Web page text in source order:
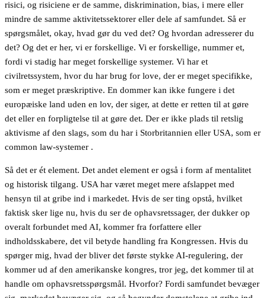
risici, og risiciene er de samme, diskrimination, bias, i mere eller
mindre de samme aktivitetssektorer eller dele af samfundet. Så er
spørgsmålet, okay, hvad gør du ved det? Og hvordan adresserer du
det? Og det er her, vi er forskellige. Vi er forskellige, nummer et,
fordi vi stadig har meget forskellige systemer. Vi har et
civilretssystem, hvor du har brug for love, der er meget specifikke,
som er meget præskriptive. En dommer kan ikke fungere i det
europæiske land uden en lov, der siger, at dette er retten til at gøre
det eller en forpligtelse til at gøre det. Der er ikke plads til retslig
aktivisme af den slags, som du har i Storbritannien eller USA, som er
common law-systemer .
Så det er ét element. Det andet element er også i form af mentalitet
og historisk tilgang. USA har været meget mere afslappet med
hensyn til at gribe ind i markedet. Hvis de ser ting opstå, hvilket
faktisk sker lige nu, hvis du ser de ophavsretssager, der dukker op
overalt forbundet med AI, kommer fra forfattere eller
indholdsskabere, det vil betyde handling fra Kongressen. Hvis du
spørger mig, hvad der bliver det første stykke AI-regulering, der
kommer ud af den amerikanske kongres, tror jeg, det kommer til at
handle om ophavsretsspørgsmål. Hvorfor? Fordi samfundet bevæger